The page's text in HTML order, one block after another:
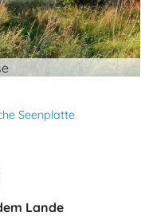
Seenplatte
Lande